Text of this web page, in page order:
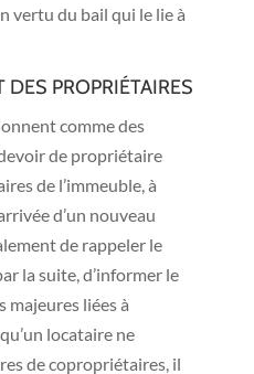
vertu du bail qui le lie à
DES PROPRIÉTAIRES
comme des
de propriétaire
de l’immeuble, à
d’un nouveau
de rappeler le
la suite, d’informer le
liées à
locataire ne
de copropriétaires, il